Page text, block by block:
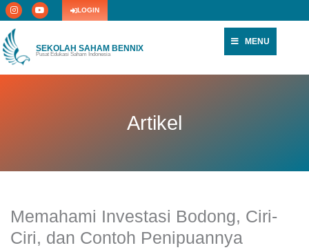
Skip
to
content
I
n
s
t
a
g
r
a
Y
o
u
b
e
LOGIN
SEKOLAH SAHAM BENNIX
Pusat Edukasi Saham Indonesia
MENU
Artikel
Memahami Investasi Bodong, Ciri-
Ciri, dan Contoh Penipuannya